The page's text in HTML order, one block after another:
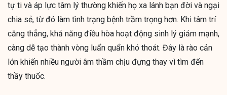
tự ti và áp lực tâm lý thường khiến họ xa lánh bạn đời và ngại
chia sẻ, từ đó làm tình trạng bệnh trầm trọng hơn. Khi tâm trí
căng thẳng, khả năng điều hòa hoạt động sinh lý giảm mạnh,
càng dễ tạo thành vòng luẩn quẩn khó thoát. Đây là rào cản
lớn khiến nhiều người âm thầm chịu đựng thay vì tìm đến
thầy thuốc.